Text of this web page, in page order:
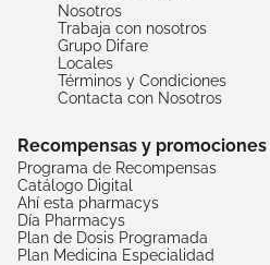
Nosotros
Trabaja con nosotros
Grupo Difare
Locales
Términos y Condiciones
Contacta con Nosotros
Recompensas y promociones
Programa de Recompensas
Catálogo Digital
Ahí esta pharmacys
Día Pharmacys
Plan de Dosis Programada
Plan Medicina Especialidad